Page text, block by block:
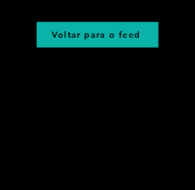
Voltar para o feed